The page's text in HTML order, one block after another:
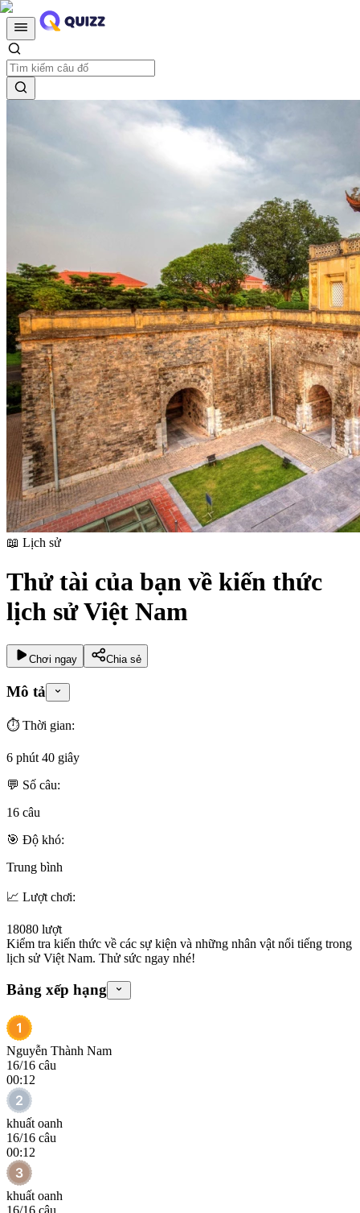
📖 Lịch sử
Thử tài của bạn về kiến thức
lịch sử Việt Nam
Chơi ngay Chia sẻ
Mô tả
⏱️ Thời gian:
6 phút 40 giây
💬 Số câu:
16 câu
🎯 Độ khó:
Trung bình
📈 Lượt chơi:
18080 lượt
Kiểm tra kiến thức về các sự kiện và những nhân vật nổi tiếng trong
lịch sử Việt Nam. Thử sức ngay nhé!
Bảng xếp hạng
Nguyễn Thành Nam
16/16 câu
00:12
khuất oanh
16/16 câu
00:12
khuất oanh
16/16 câu